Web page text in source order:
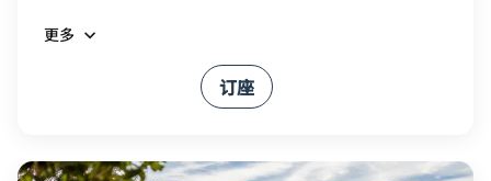
更多
订座